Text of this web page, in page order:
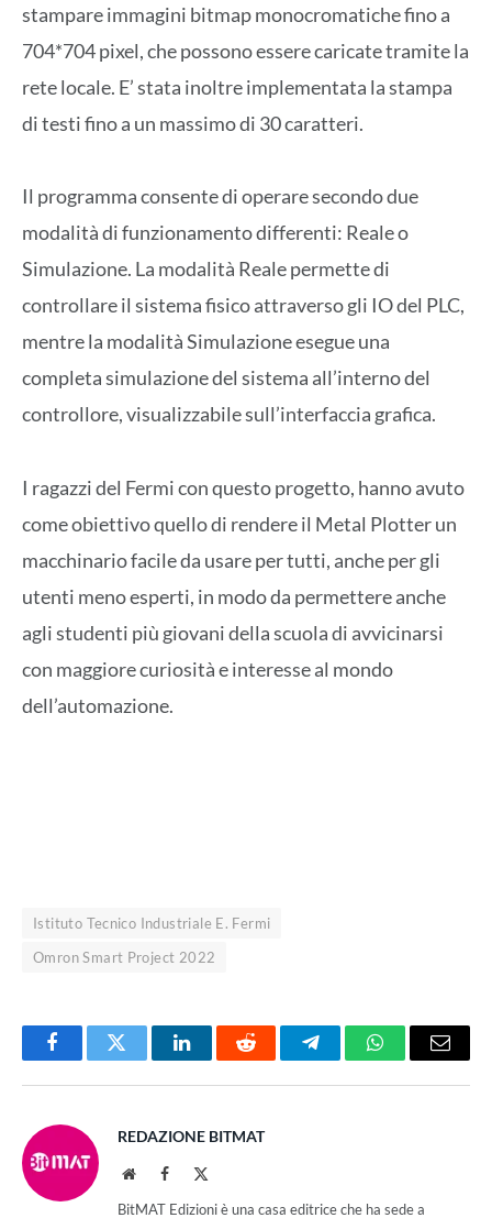
stampare immagini bitmap monocromatiche fino a
704*704 pixel, che possono essere caricate tramite la
rete locale. E’ stata inoltre implementata la stampa
di testi fino a un massimo di 30 caratteri.
Il programma consente di operare secondo due
modalità di funzionamento differenti: Reale o
Simulazione. La modalità Reale permette di
controllare il sistema fisico attraverso gli IO del PLC,
mentre la modalità Simulazione esegue una
completa simulazione del sistema all’interno del
controllore, visualizzabile sull’interfaccia grafica.
I ragazzi del Fermi con questo progetto, hanno avuto
come obiettivo quello di rendere il Metal Plotter un
macchinario facile da usare per tutti, anche per gli
utenti meno esperti, in modo da permettere anche
agli studenti più giovani della scuola di avvicinarsi
con maggiore curiosità e interesse al mondo
dell’automazione.
Istituto Tecnico Industriale E. Fermi
Omron Smart Project 2022
FacebookTwitter LinkedInReddit TelegramWhatsAppEmail
REDAZIONE BITMAT
WebsiteFacebook
BitMAT Edizioni è una casa editrice che ha sede a